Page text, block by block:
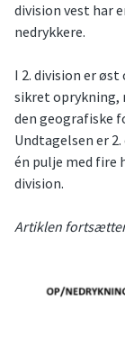
division vest har
nedrykkere.
I 2. division er
sikret oprykning,
den geografiske
Undtagelsen er
én pulje med fire
division.
Artiklen